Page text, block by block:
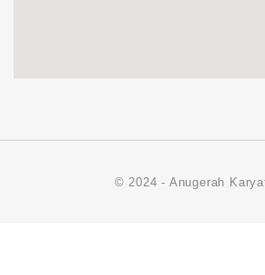
© 2024 - Anugerah